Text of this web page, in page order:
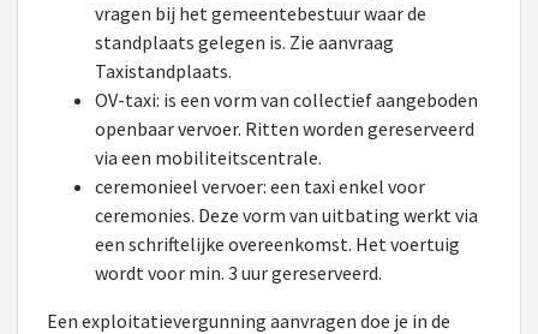
vragen bij het gemeentebestuur waar de
standplaats gelegen is. Zie aanvraag
Taxistandplaats.
OV-taxi: is een vorm van collectief aangeboden
openbaar vervoer. Ritten worden gereserveerd
via een mobiliteitscentrale.
ceremonieel vervoer: een taxi enkel voor
ceremonies. Deze vorm van uitbating werkt via
een schriftelijke overeenkomst. Het voertuig
wordt voor min. 3 uur gereserveerd.
Een exploitatievergunning aanvragen doe je in de